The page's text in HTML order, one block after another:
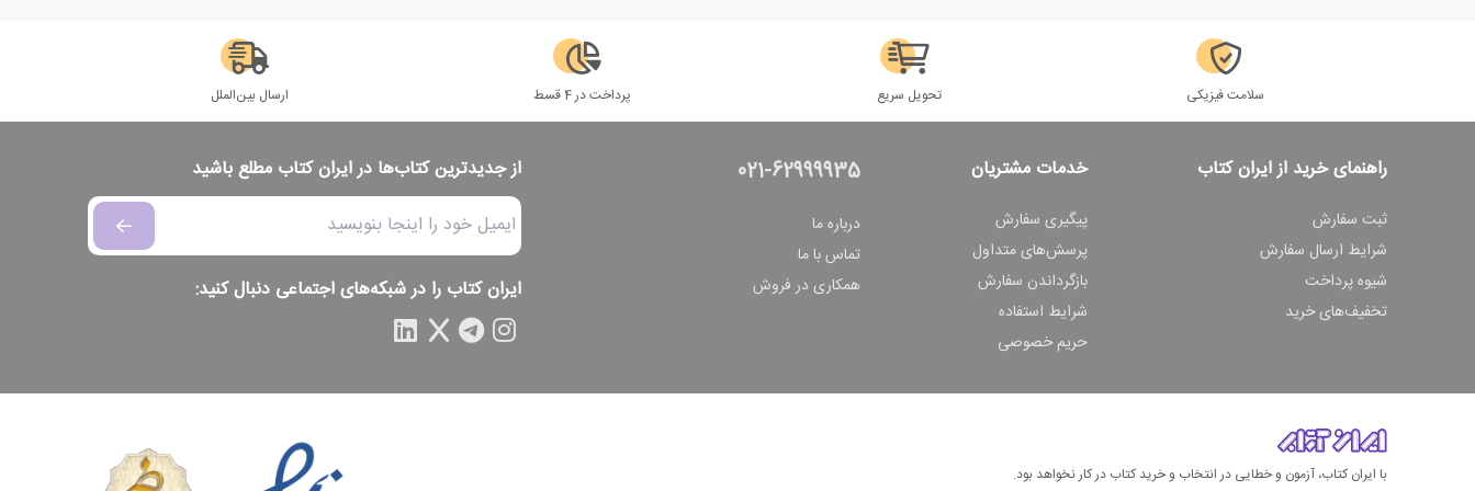
سلامت فیزیکی تحویل سریع پرداخت در 4 قسط ارسال بین‌الملل
راهنمای خرید از ایران کتاب
ثبت سفارش
شرایط ارسال سفارش
شیوه پرداخت
تخفیف‌های خرید
خدمات مشتریان
پیگیری سفارش
پرسش‌های متداول
بازگرداندن سفارش
شرایط استفاده
حریم خصوصی
021-62999935
درباره ما
تماس با ما
همکاری در فروش
از جدیدترین کتاب‌ها در ایران کتاب مطلع باشید
ایران کتاب را در شبکه‌های اجتماعی دنبال کنید:
با ایران کتاب، آزمون و خطایی در انتخاب و خرید کتاب در کار نخواهد بود.